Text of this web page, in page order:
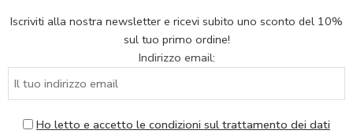
Iscriviti alla nostra newsletter e ricevi subito uno sconto del 10%
sul tuo primo ordine!
Indirizzo email:
Ho letto e accetto le condizioni sul trattamento dei dati